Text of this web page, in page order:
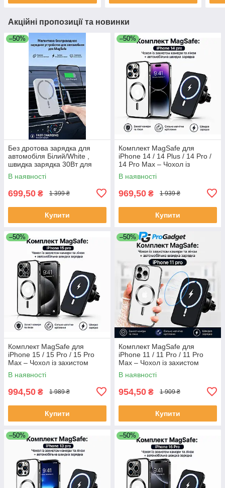
Акційні пропозиції та новинки
–50%
Без дротова зарядка для
автомобіля Білий/White ,
швидка зарядка 30Вт для
телефону MagSafe
В наявності
699,50 ₴ 1 399 ₴
Купити
–50%
Комплект MagSafe для
iPhone 14 / 14 Plus / 14 Pro /
14 Pro Max – Чохол із
захистом камери та лінз +
Автомобільна бездротова
В наявності
969,50 ₴ 1 939 ₴
Купити
–50%
Комплект MagSafe для
iPhone 15 / 15 Pro / 15 Pro
Max – Чохол із захистом
камери та лінз +
Автомобільна бездротова
В наявності
994,50 ₴ 1 989 ₴
Купити
–50%
Комплект MagSafe для
iPhone 11 / 11 Pro / 11 Pro
Max – Чохол із захистом
камери та лінз +
Автомобільна бездротова
В наявності
954,50 ₴ 1 909 ₴
Купити
–50% –50%